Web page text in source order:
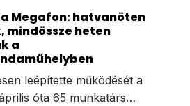
Megafon: hatvanöten
mindössze heten
a
leépítette működését a
óta 65 munkatárs…